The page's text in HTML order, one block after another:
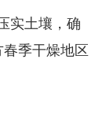
实土壤，确
季干燥地区